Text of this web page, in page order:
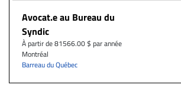
Avocat.e au Bureau du
Syndic
À partir de 81566.00 $ par année
Montréal
Barreau du Québec